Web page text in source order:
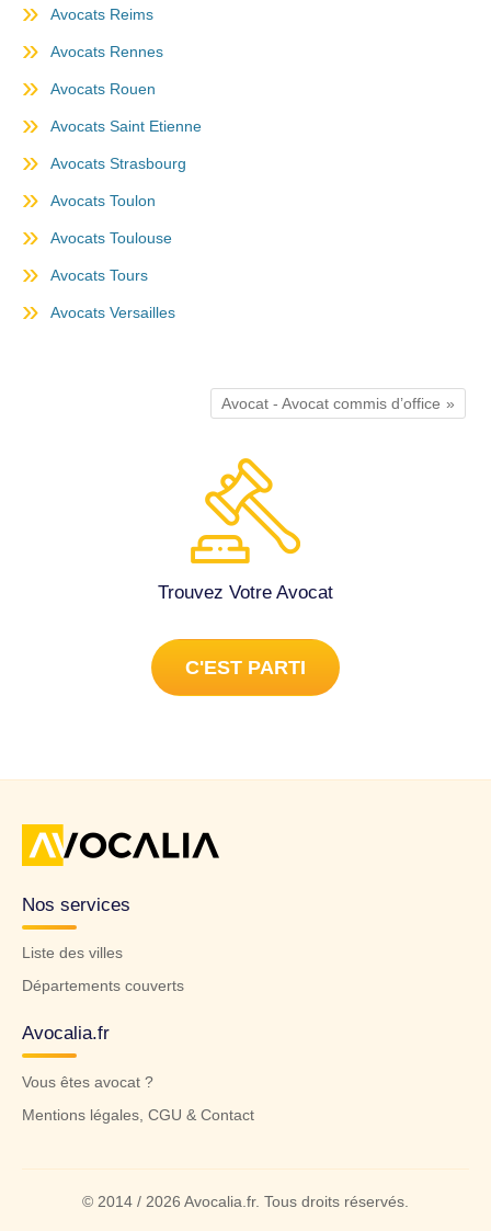
Avocats Reims
Avocats Rennes
Avocats Rouen
Avocats Saint Etienne
Avocats Strasbourg
Avocats Toulon
Avocats Toulouse
Avocats Tours
Avocats Versailles
Avocat - Avocat commis d’office
Trouvez Votre Avocat
C'EST PARTI
Nos services
Liste des villes
Départements couverts
Avocalia.fr
Vous êtes avocat ?
Mentions légales, CGU & Contact
© 2014 / 2026 Avocalia.fr. Tous droits réservés.